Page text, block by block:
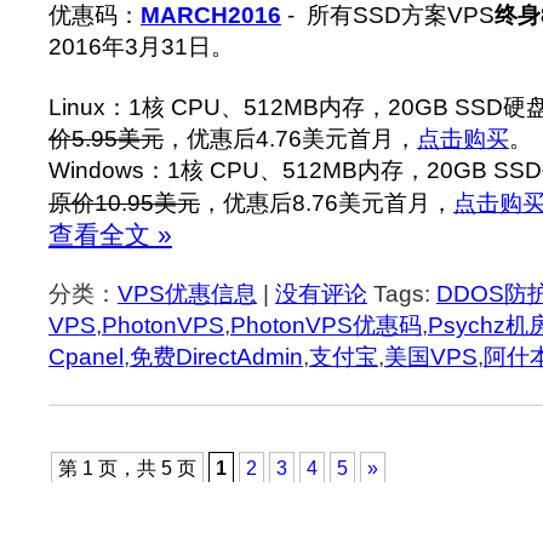
优惠码： MARCH2016 - 所有SSD方案VPS终
2016年3月31日。
Linux：1核 CPU、512MB内存，20GB SSD硬
价5.95美元 ，优惠后4.76美元首月， 点击购买。
Windows：1核 CPU、512MB内存，20GB
原价10.95美元 ，优惠后8.76美元首月， 点击购
查看全文 »
分类： VPS优惠信息 没有评论 Tags: DDOS防
VPS,PhotonVPS,PhotonVPS优惠码,Psychz机
Cpanel ,免费DirectAdmin,支付宝,美国VPS,阿什
第 1 页，共 5 页 1 2 3 4 5 »